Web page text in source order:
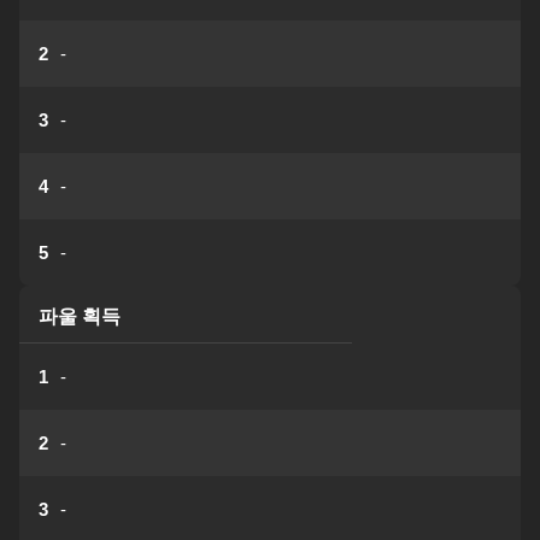
2 -
3 -
4 -
5 -
파울 획득
1 -
2 -
3 -